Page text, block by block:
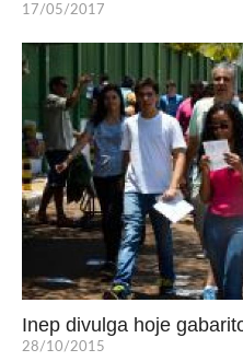
17/05/2017
Inep divulga hoje
28/10/2015